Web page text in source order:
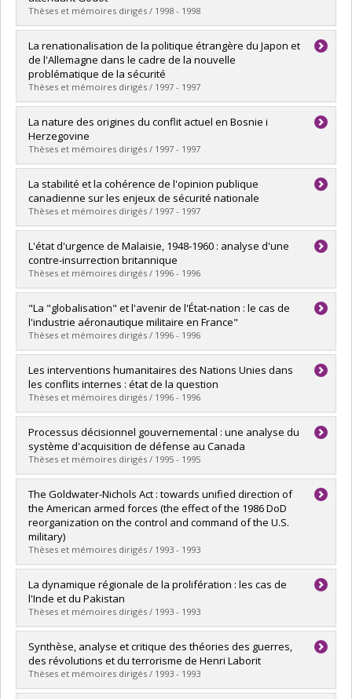
Diplôme obtenu :Ph. D.
Lien vers le document dans Papyrus
Thèses et mémoires dirigés / 1998 - 1998
Diplômé(e) :Hatto, Ronald
Cycle :Maîtrise
Diplôme obtenu :M. Sc.
Lien vers le document dans Papyrus
La renationalisation de la politique étrangère du Japon et
de l'Allemagne dans le cadre de la nouvelle
problématique de la sécurité
Thèses et mémoires dirigés / 1997 - 1997
Diplômé(e) :Thomas, Mathieu
Cycle :Maîtrise
Diplôme obtenu :M. Sc.
Lien vers le document dans Papyrus
La nature des origines du conflit actuel en Bosnie i
Herzegovine
Thèses et mémoires dirigés / 1997 - 1997
Diplômé(e) :Landry, Rémi
Cycle :Maîtrise
Diplôme obtenu :M. Sc.
Lien vers le document dans Papyrus
La stabilité et la cohérence de l'opinion publique
canadienne sur les enjeux de sécurité nationale
Thèses et mémoires dirigés / 1997 - 1997
Diplômé(e) :Boissonnault, Anne-Marie
Cycle :Maîtrise
Diplôme obtenu :M. Sc.
Lien vers le document dans Papyrus
L'état d'urgence de Malaisie, 1948-1960 : analyse d'une
contre-insurrection britannique
Thèses et mémoires dirigés / 1996 - 1996
Diplômé(e) :Barchechat, Olivier
Cycle :Maîtrise
Diplôme obtenu :M. Sc.
Lien vers le document dans Papyrus
"La "globalisation" et l'avenir de l'État-nation : le cas de
l'industrie aéronautique militaire en France"
Thèses et mémoires dirigés / 1996 - 1996
Diplômé(e) :Atallah, Fady
Cycle :Maîtrise
Diplôme obtenu :M. Sc.
Lien vers le document dans Papyrus
Les interventions humanitaires des Nations Unies dans
les conflits internes : état de la question
Thèses et mémoires dirigés / 1996 - 1996
Diplômé(e) :Vigneault, David
Cycle :Maîtrise
Diplôme obtenu :M. Sc.
Lien vers le document dans Papyrus
Processus décisionnel gouvernemental : une analyse du
système d'acquisition de défense au Canada
Thèses et mémoires dirigés / 1995 - 1995
Diplômé(e) :Tomkin, Martin J.
Cycle :Doctorat
Diplôme obtenu :Ph. D.
Lien vers le document dans Papyrus
The Goldwater-Nichols Act : towards unified direction of
the American armed forces (the effect of the 1986 DoD
reorganization on the control and command of the U.S.
military)
Thèses et mémoires dirigés / 1993 - 1993
Diplômé(e) :Cowan, W. Brent
Cycle :Maîtrise
Diplôme obtenu :M. Sc.
Lien vers le document dans Papyrus
La dynamique régionale de la prolifération : les cas de
l'Inde et du Pakistan
Thèses et mémoires dirigés / 1993 - 1993
Diplômé(e) :Krcevinac, Gordana
Cycle :Maîtrise
Diplôme obtenu :M. Sc.
Lien vers le document dans Papyrus
Synthèse, analyse et critique des théories des guerres,
des révolutions et du terrorisme de Henri Laborit
Thèses et mémoires dirigés / 1993 - 1993